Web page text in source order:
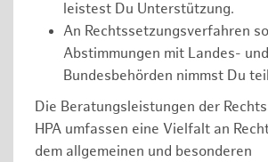
leistest Du Unterstützung.
An Rechtssetzungsverfahren
Abstimmungen mit Landes- und
Bundesbehörden nimmst Du
Die Beratungsleistungen der
HPA umfassen eine Vielfalt an
dem allgemeinen und besonderen